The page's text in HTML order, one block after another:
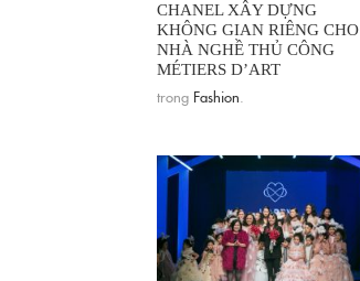
CHANEL XÂY DỰNG
KHÔNG GIAN RIÊNG CHO
NHÀ NGHỀ THỦ CÔNG
MÉTIERS D’ART
trong Fashion